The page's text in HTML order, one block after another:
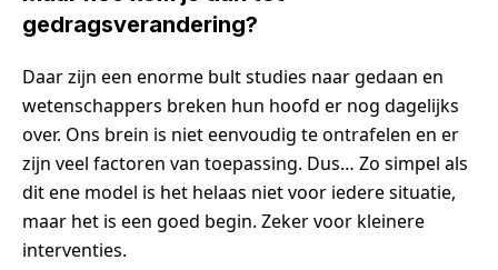
gedragsverandering?
Daar zijn een enorme bult studies naar gedaan en
wetenschappers breken hun hoofd er nog dagelijks
over. Ons brein is niet eenvoudig te ontrafelen en er
zijn veel factoren van toepassing. Dus… Zo simpel als
dit ene model is het helaas niet voor iedere situatie,
maar het is een goed begin. Zeker voor kleinere
interventies.